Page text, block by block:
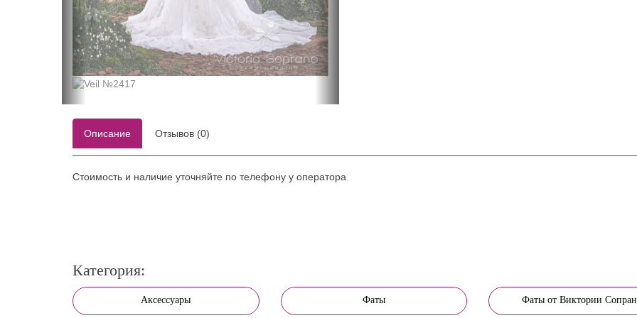
Описание Отзывов (0)
Стоимость и наличие уточняйте по телефону у оператора
Категория:
Аксессуары Фаты Фаты от Виктории